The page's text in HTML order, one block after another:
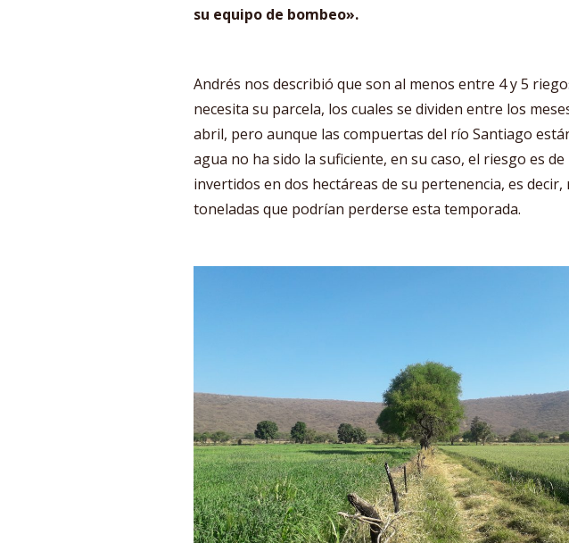
su equipo de bombeo».
Andrés nos describió que son al menos entre 4 y 5
necesita su parcela, los cuales se dividen entre los
abril, pero aunque las compuertas del río Santiago
agua no ha sido la suficiente, en su caso, el riesgo es de
invertidos en dos hectáreas de su pertenencia, es decir,
toneladas que podrían perderse esta temporada.